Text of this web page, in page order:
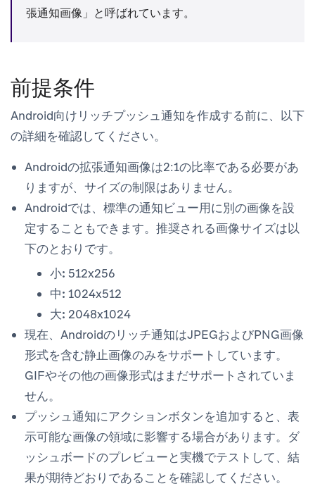
張通知画像」と呼ばれています。
前提条件
Android向けリッチプッシュ通知を作成する前に、以下
の詳細を確認してください。
Androidの拡張通知画像は2:1の比率である必要があ
りますが、サイズの制限はありません。
Androidでは、標準の通知ビュー用に別の画像を設
定することもできます。推奨される画像サイズは以
下のとおりです。
小: 512x256
中: 1024x512
大: 2048x1024
現在、Androidのリッチ通知はJPEGおよびPNG画像
形式を含む静止画像のみをサポートしています。
GIFやその他の画像形式はまだサポートされていま
せん。
プッシュ通知にアクションボタンを追加すると、表
示可能な画像の領域に影響する場合があります。ダ
ッシュボードのプレビューと実機でテストして、結
果が期待どおりであることを確認してください。